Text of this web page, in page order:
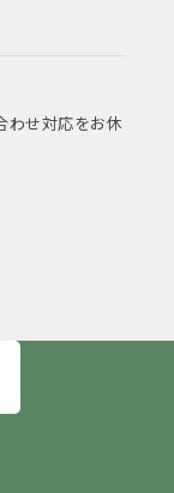
わせ対応をお休